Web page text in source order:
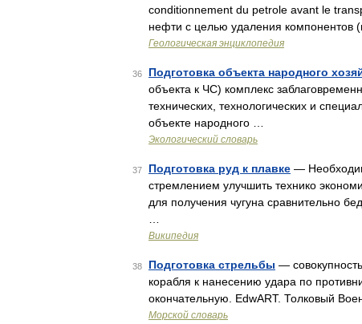
conditionnement du petrole avant le
нефти c целью удаления компонентов
Геологическая энциклопедия
36 Подготовка объекта народного
объекта к ЧС) комплекс
технических, технологических и
объекте народного …
Экологический словарь
37 Подготовка руд к плавке —
стремлением улучшить технико
для получения чугуна сравнительно
Википедия
38 Подготовка стрельбы —
корабля к нанесению удара по
окончательную. EdwART. Толковый
Морской словарь